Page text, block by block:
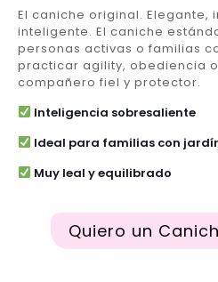
El caniche original. Elegante,
inteligente. El caniche
personas activas o familias
practicar agility, obediencia
compañero fiel y protector.
Inteligencia sobresaliente
Ideal para familias con
Muy leal y equilibrado
Quiero un